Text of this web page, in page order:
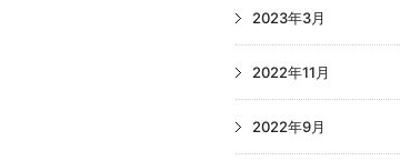
2023年3月
2022年11月
2022年9月